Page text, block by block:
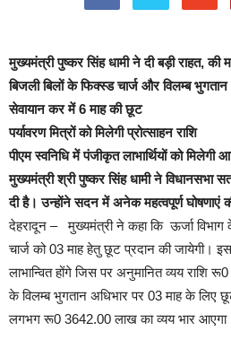
मुख्यमंत्री पुष्कर सिंह धामी ने दी बड़ी राहत, की
बिजली बिलों के फिक्स्ड चार्ज और विलम्ब
सेवायान कर में 6 माह की छूट
पर्यावरण मित्रों को मिलेगी प्रोत्साहन राशि
पीएम स्वनिधि में पंजीकृत लाभार्थियों को मिलेगी
मुख्यमंत्री श्री पुष्कर सिंह धामी ने विधानसभा
दी है। उन्होंने सदन में अनेक महत्वपूर्ण घोषणाएं
देहरादून – मुख्यमंत्री ने कहा कि ऊर्जा विभाग
चार्ज को 03 माह हेतु छूट प्रदान की जायेगी।
लाभान्वित होंगे जिस पर अनुमानित व्यय राशि
के विलम्ब भुगतान अधिभार पर 03 माह के लिए
लगभग रू0 3642.00 लाख का व्यय भार